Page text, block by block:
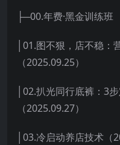
├─00.年费·黑金训练班
│01.图不狠，店不稳：
（2025.09.25）
│02.扒光同行底裤：3
（2025.09.27）
│03.冷启动养店技术（